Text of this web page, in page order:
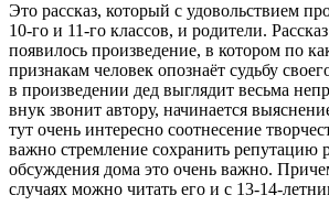
Это рассказ, который с удовольствием
10-го и 11-го классов, и родители.
появилось произведение, в котором по
признакам человек опознаёт судьбу
в произведении дед выглядит весьма
внук звонит автору, начинается
тут очень интересно соотнесение
важно стремление сохранить репутацию
обсуждения дома это очень важно.
случаях можно читать его и с 13-14-